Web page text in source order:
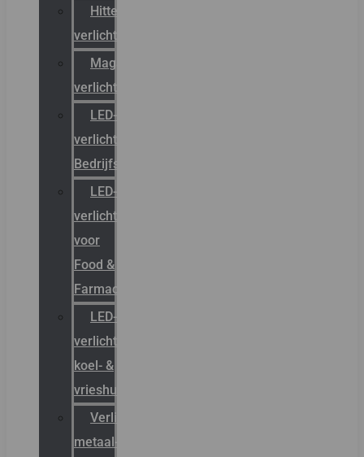
Hittebestendige
verlichting
Magazijn
verlichting
LED-
verlichting
Bedrijfshal
LED-
verlichting
voor
Food &
Farmacie
LED-
verlichting
koel- &
vrieshuizen
Verlichting
metaal-